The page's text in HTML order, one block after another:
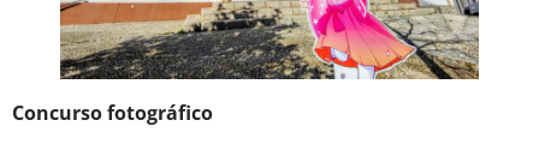
Concurso fotográfico